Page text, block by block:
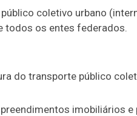
coletivo urbano
todos os entes federados.
do transporte público
imobiliários